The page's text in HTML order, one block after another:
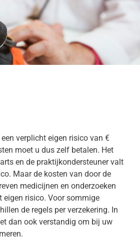
verplicht eigen risico van €
moet u dus zelf betalen. Het
en de praktijkondersteuner valt
Maar de kosten van door de
medicijnen en onderzoeken
eigen risico. Voor sommige
de regels per verzekering. In
dan ook verstandig om bij uw